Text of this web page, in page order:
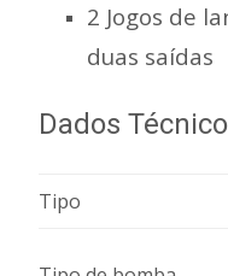
2 Jogos de
duas saídas
Dados
Tipo